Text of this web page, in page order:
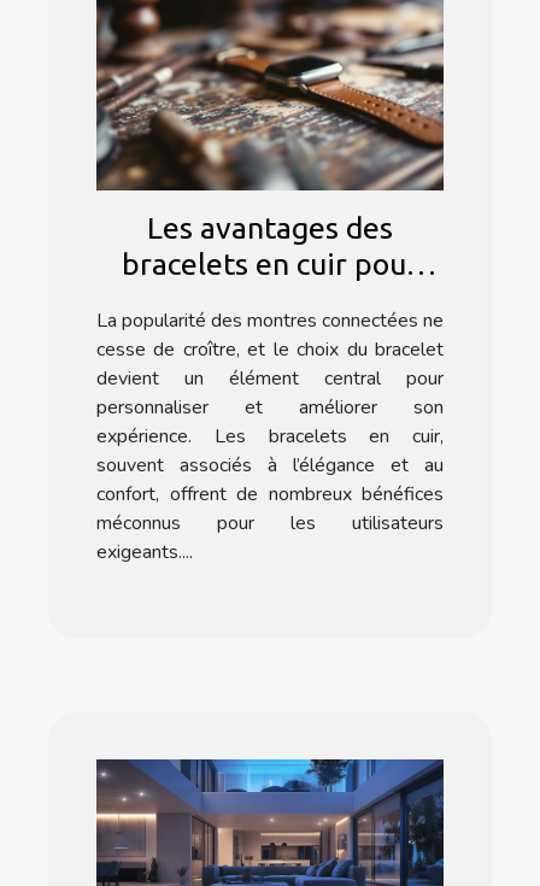
Les avantages des
bracelets en cuir pour
La popularité des montres connectées ne
cesse de croître, et le choix du bracelet
devient un élément central pour
personnaliser et améliorer son
expérience. Les bracelets en cuir,
souvent associés à l’élégance et au
confort, offrent de nombreux bénéfices
méconnus pour les utilisateurs
exigeants....